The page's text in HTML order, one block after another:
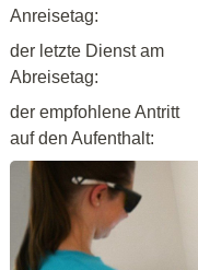
Anreisetag:
der letzte Dienst am
Abreisetag:
der empfohlene Antritt
auf den Aufenthalt: